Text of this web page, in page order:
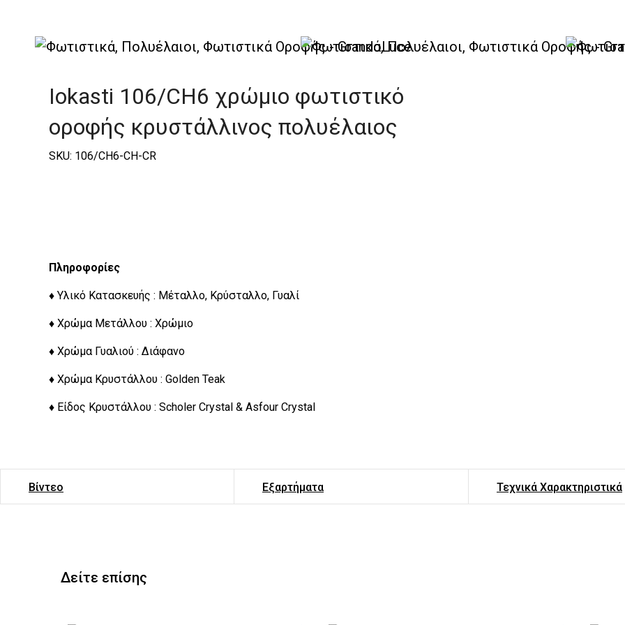
Iokasti 106/CH6 χρώμιο φωτιστικό
οροφής κρυστάλλινος πολυέλαιος
SKU: 106/CH6-CH-CR
Πληροφορίες
♦ Υλικό Κατασκευής : Μέταλλο, Κρύσταλλο, Γυαλί
♦ Χρώμα Μετάλλου : Χρώμιο
♦ Χρώμα Γυαλιού : Διάφανο
♦ Χρώμα Κρυστάλλου : Golden Teak
♦ Είδος Κρυστάλλου : Scholer Crystal & Asfour Crystal
Βίντεο Εξαρτήματα Τεχνικά Χαρακτηριστικά
Δείτε επίσης